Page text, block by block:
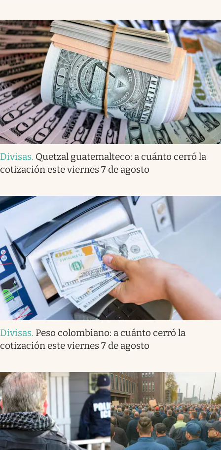
Divisas. Quetzal guatemalteco: a cuánto cerró la
cotización este viernes 7 de agosto
Divisas. Peso colombiano: a cuánto cerró la
cotización este viernes 7 de agosto